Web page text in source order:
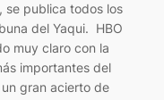
publica todos los
del Yaqui. HBO
muy claro con la
importantes del
gran acierto de